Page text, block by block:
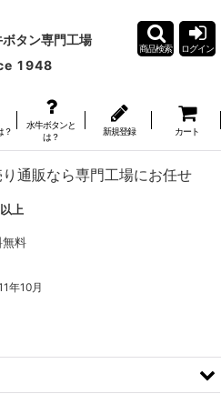
タン専門工場
1948
商品検索 ログイン
？
水牛ボタンと
は？
新規登録 カート
通販なら専門工場にお任せ
以上
料
年10月